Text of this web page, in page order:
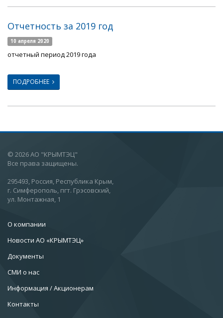
Отчетность за 2019 год
10 апреля 2020
отчетный период 2019 года
ПОДРОБНЕЕ
© 2026 АО "КРЫМТЭЦ"
Все права защищены.
295493, Россия, Республика Крым,
г. Симферополь, пгт. Грэсовский,
ул. Монтажная, 1
О компании
Новости АО «КРЫМТЭЦ»
Документы
СМИ о нас
Информация / Акционерам
Контакты